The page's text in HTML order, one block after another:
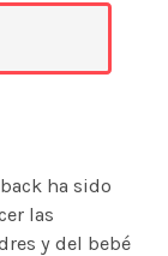
ha sido
las
y del bebé